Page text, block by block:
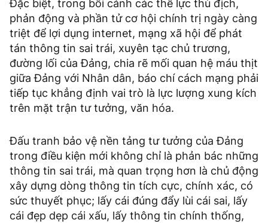
Đặc biệt, trong bối cảnh các thế lực thù địch,
phản động và phần tử cơ hội chính trị ngày càng
triệt để lợi dụng internet, mạng xã hội để phát
tán thông tin sai trái, xuyên tạc chủ trương,
đường lối của Đảng, chia rẽ mối quan hệ máu thịt
giữa Đảng với Nhân dân, báo chí cách mạng phải
tiếp tục khẳng định vai trò là lực lượng xung kích
trên mặt trận tư tưởng, văn hóa.
Đấu tranh bảo vệ nền tảng tư tưởng của Đảng
trong điều kiện mới không chỉ là phản bác những
thông tin sai trái, mà quan trọng hơn là chủ động
xây dựng dòng thông tin tích cực, chính xác, có
sức thuyết phục; lấy cái đúng đẩy lùi cái sai, lấy
cái đẹp dẹp cái xấu, lấy thông tin chính thống,